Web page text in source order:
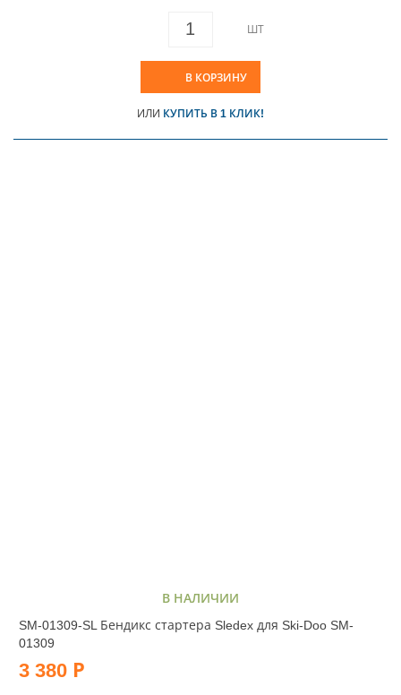
ШТ
В КОРЗИНУ
ИЛИ КУПИТЬ В 1 КЛИК!
В НАЛИЧИИ
SM-01309-SL Бендикс стартера Sledex для Ski-Doo SM-
01309
3 380 Р